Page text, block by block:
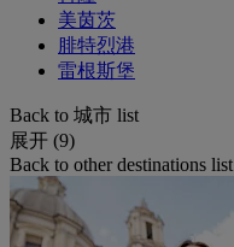
美茵茨
腓特烈港
雷根斯堡
Back to 城市 list
展开 (9)
Back to other destinations list